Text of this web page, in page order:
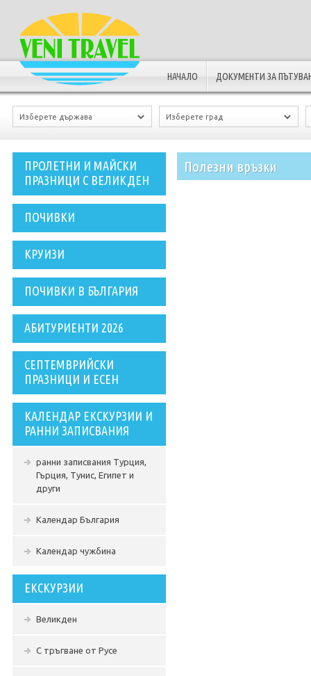
НАЧАЛО ДОКУМЕНТИ ЗА
ПРОЛЕТНИ И МАЙСКИ
ПРАЗНИЦИ С ВЕЛИКДЕН
ПОЧИВКИ
КРУИЗИ
ПОЧИВКИ В БЪЛГАРИЯ
АБИТУРИЕНТИ 2026
СЕПТЕМВРИЙСКИ
ПРАЗНИЦИ И ЕСЕН
КАЛЕНДАР ЕКСКУРЗИИ И
РАННИ ЗАПИСВАНИЯ
ранни записвания Турция,
Гърция, Тунис, Египет и
други
Календар България
Календар чужбина
ЕКСКУРЗИИ
Великден
С тръгване от Русе
Полезни връзки